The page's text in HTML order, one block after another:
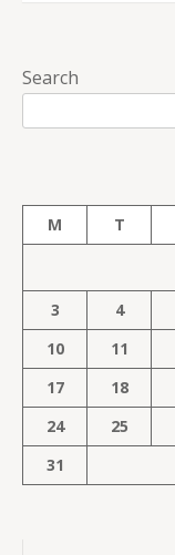
Search
M T
3
4
10
11
17
18
24
25
31